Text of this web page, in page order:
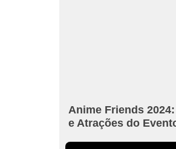
Anime Friends
e Atrações do